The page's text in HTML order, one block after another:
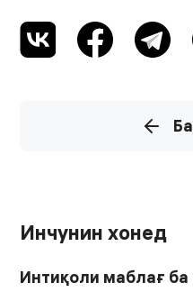
Инчунин хонед
Интиқоли маблағ ба